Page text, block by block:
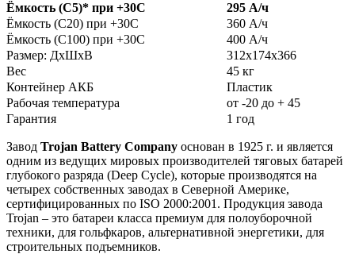
Ёмкость (С5)* при +30С
295 А/ч
Ёмкость (С20) при +30С
360 А/ч
Ёмкость (С100) при +30С
400 А/ч
Размер: ДхШхВ
312х174х366
Вес
45 кг
Контейнер АКБ
Пластик
Рабочая температура
от -20 до + 45
Гарантия
1 год
Завод Trojan Battery Company основан в 1925 г. и является
одним из ведущих мировых производителей тяговых батарей
глубокого разряда (Deep Cycle), которые производятся на
четырех собственных заводах в Северной Америке,
сертифицированных по ISO 2000:2001. Продукция завода
Trojan – это батареи класса премиум для полоуборочной
техники, для гольфкаров, альтернативной энергетики, для
строительных подъемников.